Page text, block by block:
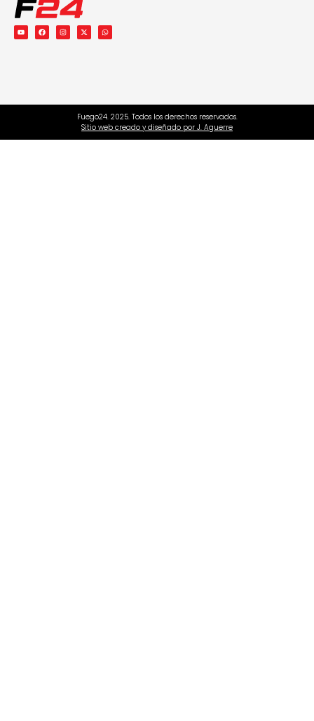
Fuego24. 2025. Todos los derechos reservados.
Sitio web creado y diseñado por J. Aguerre